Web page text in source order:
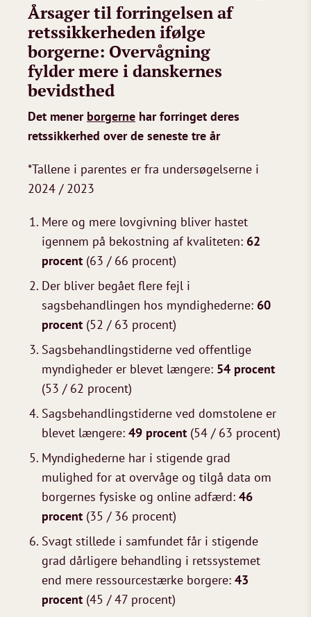
Årsager til forringelsen af
retssikkerheden ifølge
borgerne: Overvågning
fylder mere i danskernes
bevidsthed
Det mener borgerne har forringet deres
retssikkerhed over de seneste tre år
*Tallene i parentes er fra undersøgelserne i
2024 / 2023
Mere og mere lovgivning bliver hastet
igennem på bekostning af kvaliteten: 62
procent (63 / 66 procent)
Der bliver begået flere fejl i
sagsbehandlingen hos myndighederne: 60
procent (52 / 63 procent)
Sagsbehandlingstiderne ved offentlige
myndigheder er blevet længere: 54 procent
(53 / 62 procent)
Sagsbehandlingstiderne ved domstolene er
blevet længere: 49 procent (54 / 63 procent)
Myndighederne har i stigende grad
mulighed for at overvåge og tilgå data om
borgernes fysiske og online adfærd: 46
procent (35 / 36 procent)
Svagt stillede i samfundet får i stigende
grad dårligere behandling i retssystemet
end mere ressourcestærke borgere: 43
procent (45 / 47 procent)